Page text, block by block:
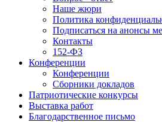
Наше жюри
Политика
Подписаться на анонсы
Контакты
152-ФЗ
Конференции
Конференции
Сборники докладов
Патриотические конкурсы
Выставка работ
Благодарственное письмо